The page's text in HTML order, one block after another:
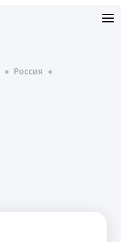
● Россия ●